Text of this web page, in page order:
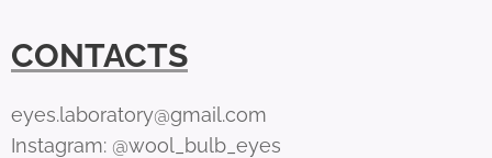
CONTACTS
eyes.laboratory@gmail.com
Instagram: @wool_bulb_eyes